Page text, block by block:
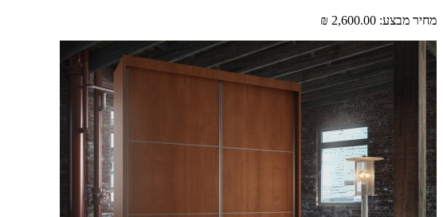
מחיר מבצע: 2,600.00 ₪